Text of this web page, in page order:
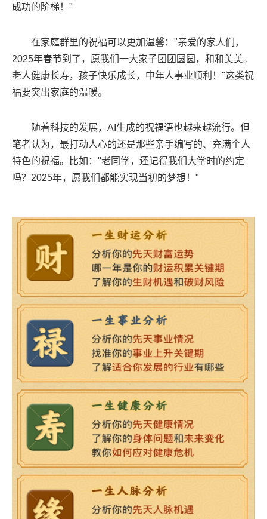
成功的阶梯！"
在家庭群里的祝福可以更加温馨："亲爱的家人们，
2025年春节到了，愿我们一大家子团团圆圆，和和美美。
老人健康长寿，孩子快乐成长，中年人事业顺利！"这类祝
福要突出家庭的温暖。
随着科技的发展，AI生成的祝福语也越来越流行。但
笔者认为，最打动人心的还是那些亲手编写的、充满个人
特色的祝福。比如："老同学，还记得我们大学时的约定
吗？2025年，愿我们都能实现当初的梦想！"